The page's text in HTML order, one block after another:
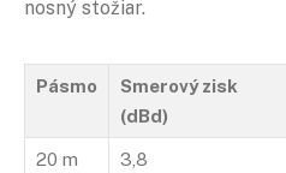
nosný stožiar.
Pásmo
Smerový zisk
(dBd)
20 m 3,8